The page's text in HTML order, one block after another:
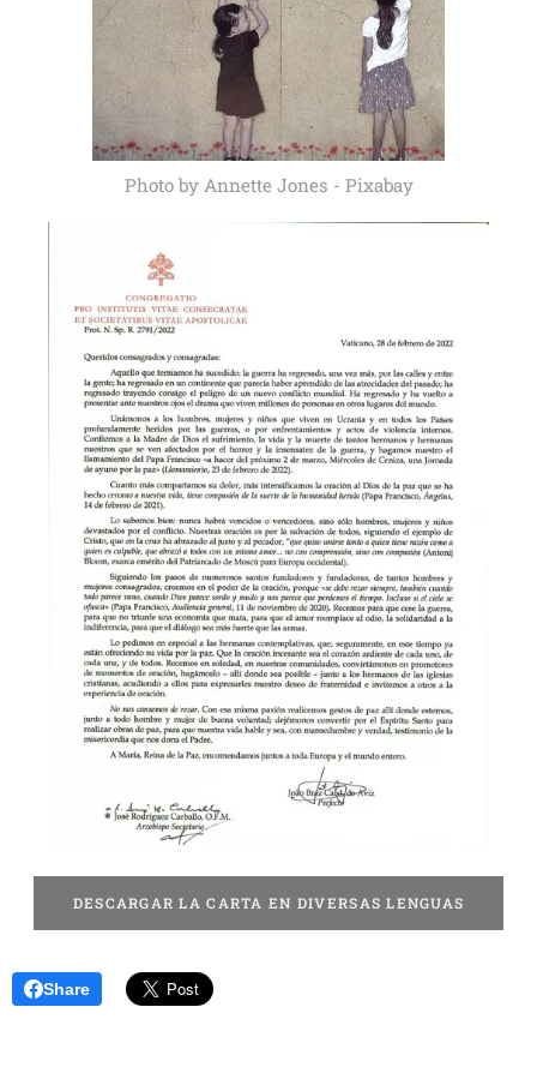
Photo by Annette Jones - Pixabay
DESCARGAR LA CARTA EN DIVERSAS LENGUAS
Share